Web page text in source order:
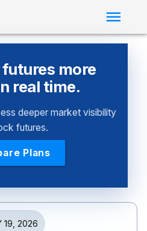
more
real time.
deeper market visibility
futures.
Plans
19, 2026